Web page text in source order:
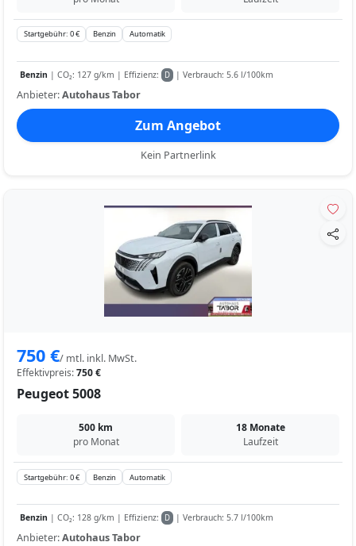
Startgebühr: 0 € Benzin Automatik
Benzin | CO₂: 127 g/km | Effizienz: D | Verbrauch: 5.6 l/100km
Anbieter:Autohaus Tabor
Zum Angebot
Kein Partnerlink
750 €/ mtl. inkl. MwSt.
Effektivpreis:750 €
Peugeot 5008
500 km
pro Monat
18 Monate
Laufzeit
Startgebühr: 0 € Benzin Automatik
Benzin | CO₂: 128 g/km | Effizienz: D | Verbrauch: 5.7 l/100km
Anbieter:Autohaus Tabor